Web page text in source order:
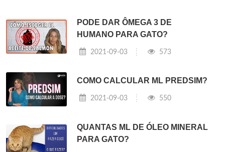
PODE DAR ÔMEGA 3 DE
HUMANO PARA GATO?
2021-09-03 573
COMO CALCULAR ML PREDSIM?
2021-09-03 550
QUANTAS ML DE ÓLEO MINERAL
PARA GATO?